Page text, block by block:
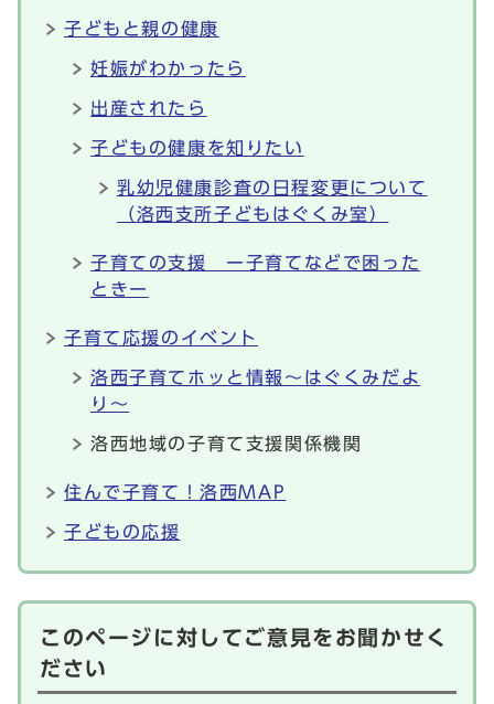
子どもと親の健康
妊娠がわかったら
出産されたら
子どもの健康を知りたい
乳幼児健康診査の日程変更について
（洛西支所子どもはぐくみ室）
子育ての支援 ー子育てなどで困った
ときー
子育て応援のイベント
洛西子育てホッと情報～はぐくみだよ
り～
洛西地域の子育て支援関係機関
住んで子育て！洛西MAP
子どもの応援
このページに対してご意見をお聞かせく
ださい